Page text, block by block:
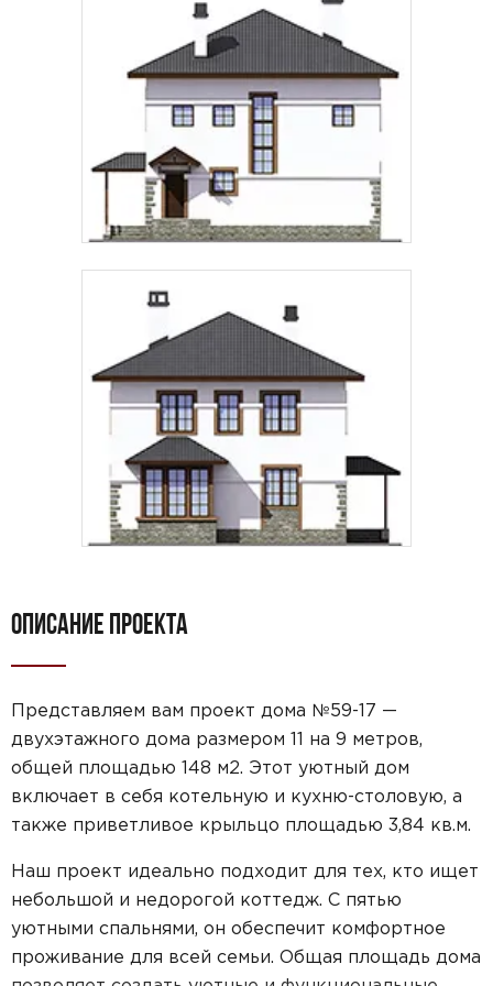
ОПИСАНИЕ ПРОЕКТА
Представляем вам проект дома №59-17 —
двухэтажного дома размером 11 на 9 метров,
общей площадью 148 м2. Этот уютный дом
включает в себя котельную и кухню-столовую, а
также приветливое крыльцо площадью 3,84 кв.м.
Наш проект идеально подходит для тех, кто ищет
небольшой и недорогой коттедж. С пятью
уютными спальнями, он обеспечит комфортное
проживание для всей семьи. Общая площадь дома